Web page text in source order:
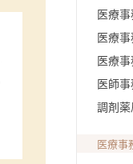
医療事
医療事
医療
医師
調剤
医療事